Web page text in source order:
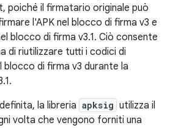
poiché il firmatario originale può
l'APK nel blocco di firma v3 e
blocco di firma v3.1. Ciò consente
di riutilizzare tutti i codici di
di firma v3 durante la
la libreria apksig utilizza il
volta che vengono forniti una